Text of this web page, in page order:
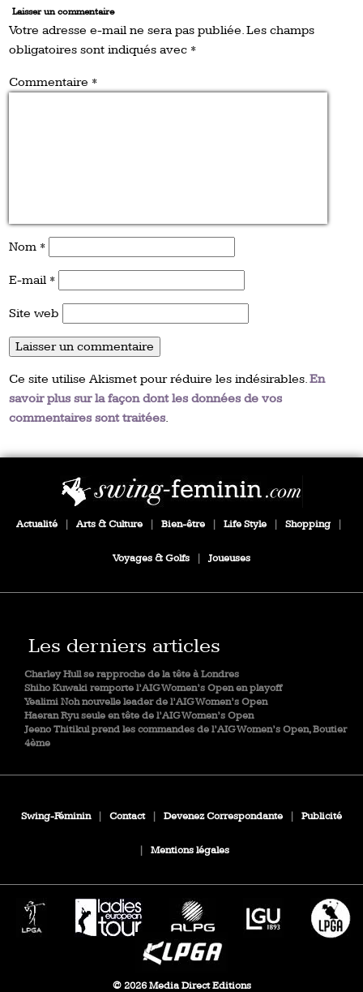
Laisser un commentaire
Votre adresse e-mail ne sera pas publiée.Les champs
obligatoires sont indiqués avec *
Commentaire *
Nom *
E-mail *
Site web
Ce site utilise Akismet pour réduire les indésirables.En
savoir plus sur la façon dont les données de vos
commentaires sont traitées.
Actualité Arts & Culture Bien-être Life Style Shopping
Voyages & Golfs Joueuses
Les derniers articles
Charley Hull se rapproche de la tête à Londres
Shiho Kuwaki remporte l’AIG Women’s Open en playoff
Yealimi Noh nouvelle leader de l’AIG Women’s Open
Haeran Ryu seule en tête de l’AIG Women’s Open
Jeeno Thitikul prend les commandes de l’AIG Women’s Open, Boutier
4ème
Swing-Féminin Contact Devenez Correspondante Publicité
Mentions légales
© 2026 Media Direct Editions